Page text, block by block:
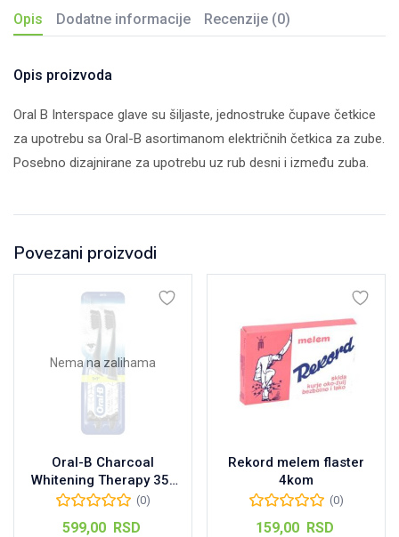
Opis Dodatne informacije Recenzije (0)
Opis proizvoda
Oral B Interspace glave su šiljaste, jednostruke čupave četkice
za upotrebu sa Oral-B asortimanom električnih četkica za zube.
Posebno dizajnirane za upotrebu uz rub desni i između zuba.
Povezani proizvodi
Nema na zalihama
Oral-B Charcoal
Whitening Therapy 35-
Soft četkica za zube,
(0)
599,00 RSD
Rekord melem flaster
4kom
(0)
159,00 RSD